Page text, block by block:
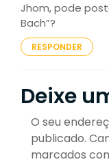
Jhom, pode
Bach”?
RESPONDER
Deixe
O seu
publicado.
marcados